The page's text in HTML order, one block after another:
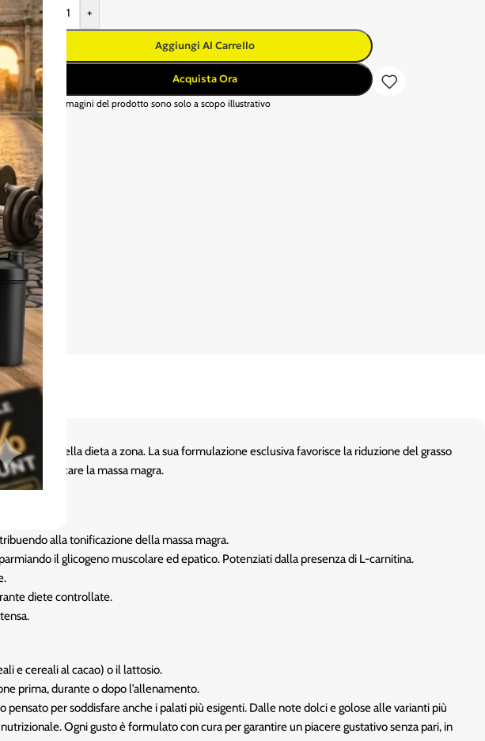
+
Aggiungi Al Carrello
Acquista Ora
* Le immagini del prodotto sono solo a scopo illustrativo
grassi) della dieta a zona. La sua formulazione esclusiva favorisce la riduzione del grasso
e tonificare la massa magra.
alla tonificazione della massa magra.
il glicogeno muscolare ed epatico. Potenziati dalla presenza di L-carnitina.
diete controllate.
e cereali al cacao) o il lattosio.
prima, durante o dopo l’allenamento.
per soddisfare anche i palati più esigenti. Dalle note dolci e golose alle varianti più
Ogni gusto è formulato con cura per garantire un piacere gustativo senza pari, in